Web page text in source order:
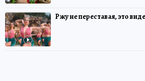
Ржу не переставая, это